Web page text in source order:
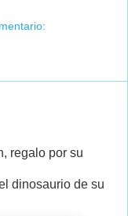
regalo por su
dinosaurio de su